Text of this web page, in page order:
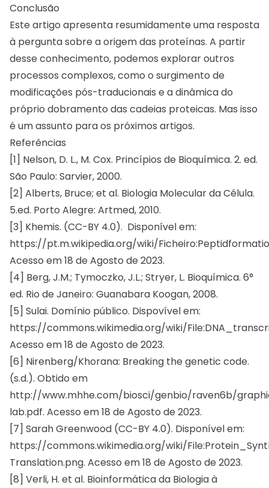
Conclusão
Este artigo apresenta resumidamente uma resposta
à pergunta sobre a origem das proteínas. A partir
desse conhecimento, podemos explorar outros
processos complexos, como o surgimento de
modificações pós-traducionais e a dinâmica do
próprio dobramento das cadeias proteicas. Mas isso
é um assunto para os próximos artigos.
Referências
[1] Nelson, D. L., M. Cox. Princípios de Bioquímica. 2. ed.
São Paulo: Sarvier, 2000.
[2] Alberts, Bruce; et al. Biologia Molecular da Célula.
5.ed. Porto Alegre: Artmed, 2010.
[3] Khemis. (CC-BY 4.0). Disponível em:
https://pt.m.wikipedia.org/wiki/
Acesso em 18 de Agosto de 2023.
[4] Berg, J.M.; Tymoczko, J.L.; Stryer, L. Bioquímica. 6°
ed. Rio de Janeiro: Guanabara Koogan, 2008.
[5] Sulai. Domínio público. Dispovível em:
https://commons.wikimedia.org/wiki/
Acesso em 18 de Agosto de 2023.
[6] Nirenberg/Khorana: Breaking the genetic code.
(s.d.). Obtido em
http://www.mhhe.com/biosci/genbio/raven6b/
lab.pdf. Acesso em 18 de Agosto de 2023.
[7] Sarah Greenwood (CC-BY 4.0). Disponível em:
https://commons.wikimedia.org/wiki/
Translation.png. Acesso em 18 de Agosto de 2023.
[8] Verli, H. et al. Bioinformática da Biologia à